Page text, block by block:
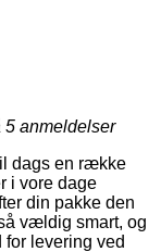
5 anmeldelser
dags en række
i vore dage
din pakke den
vældig smart, og
levering ved